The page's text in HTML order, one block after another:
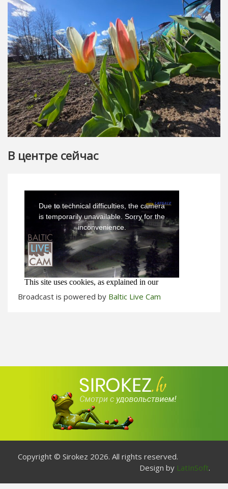
В центре сейчас
Broadcast is powered by Baltic Live Cam
Copyright © Sirokez 2026. All rights reserved.
Design by LatInSoft.